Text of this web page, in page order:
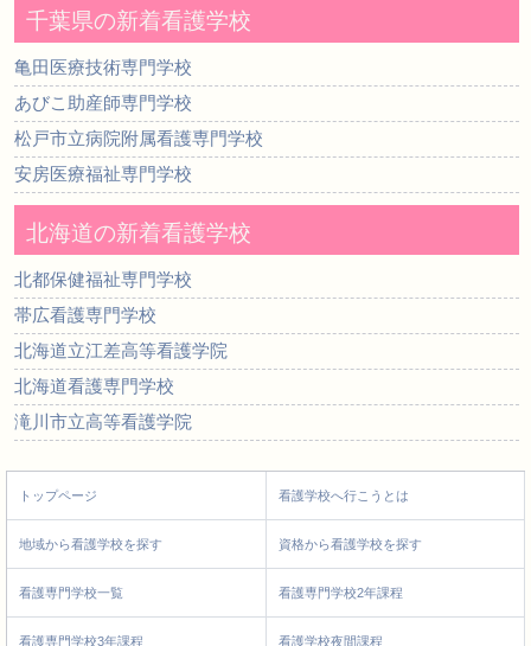
千葉県の新着看護学校
亀田医療技術専門学校
あびこ助産師専門学校
松戸市立病院附属看護専門学校
安房医療福祉専門学校
北海道の新着看護学校
北都保健福祉専門学校
帯広看護専門学校
北海道立江差高等看護学院
北海道看護専門学校
滝川市立高等看護学院
トップページ 看護学校へ行こうとは
地域から看護学校を探す 資格から看護学校を探す
看護専門学校一覧 看護専門学校2年課程
看護専門学校3年課程 看護学校夜間課程